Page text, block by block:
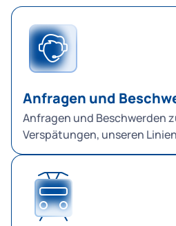
Anfragen und
Anfragen und Beschwerden
Verspätungen, unseren
Personal.